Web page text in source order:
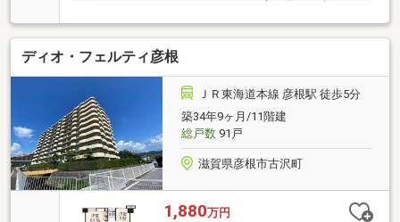
グ 歩３分 ●２ＷＡＹ動線の洗面室 ●バルコニーサ
イドキッチン ●バルコニーに勝手口あり●リフォーム
履歴/令和７年１０月ガスコンロ交換済み※駐車可能な
車両は車種による ※駐車場の空き状況は随時確認が
必要です ※ペット飼育可（規約により制限有）※エス
コートサービス利用料/月：３６０円※修繕積立金改定
有/令和８年８月分（７月引落分）より月：１４９００
円
ディオ・フェルティ彦根
ＪＲ東海道本線 彦根駅 徒歩5分
築34年9ヶ月/11階建
総戸数91戸
滋賀県彦根市古沢町
1,880万円